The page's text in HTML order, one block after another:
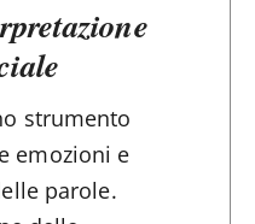
strumento
emozioni e
parole.